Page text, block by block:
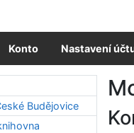
Konto Nastavení
Budějovice